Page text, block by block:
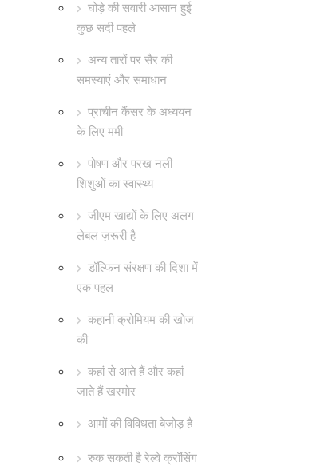
घोड़े की सवारी आसान हुई
कुछ सदी पहले
अन्य तारों पर सैर की
समस्याएं और समाधान
प्राचीन कैंसर के अध्ययन
के लिए ममी
पोषण और परख नली
शिशुओं का स्वास्थ्य
जीएम खाद्यों के लिए अलग
लेबल ज़रूरी है
डॉल्फिन संरक्षण की दिशा में
एक पहल
कहानी क्रोमियम की खोज
की
कहां से आते हैं और कहां
जाते हैं खरमोर
आमों की विविधता बेजोड़ है
रुक सकती है रेल्वे क्रॉसिंग